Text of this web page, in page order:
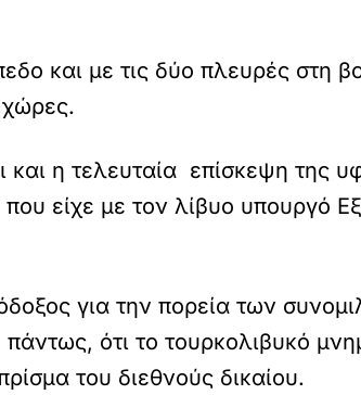
και με τις δύο πλευρές στη
η τελευταία επίσκεψη της
είχε με τον λίβυο υπουργό
για την πορεία των
ότι το τουρκολιβυκό
του διεθνούς δικαίου.